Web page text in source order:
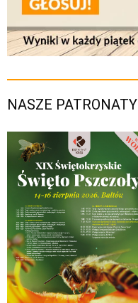
NASZE PATRONATY